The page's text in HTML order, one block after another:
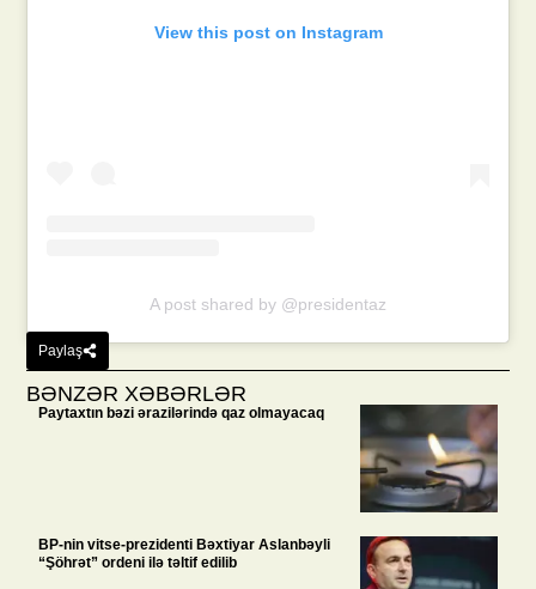
View this post on Instagram
A post shared by @presidentaz
Paylaş
BƏNZƏR XƏBƏRLƏR
Paytaxtın bəzi ərazilərində qaz olmayacaq
BP-nin vitse-prezidenti Bəxtiyar Aslanbəyli
“Şöhrət” ordeni ilə təltif edilib